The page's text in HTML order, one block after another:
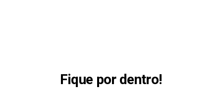
Fique por dentro!